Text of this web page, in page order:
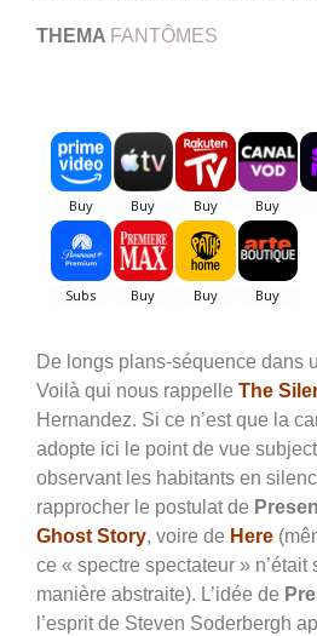
THEMA FANTÔMES
De longs plans-séquence dans
Voilà qui nous rappelle The
Hernandez. Si ce n’est que la
adopte ici le point de vue
observant les habitants en
rapprocher le postulat de
Ghost Story, voire de Here
ce « spectre spectateur » n’était
manière abstraite). L’idée de
l’esprit de Steven Soderbergh